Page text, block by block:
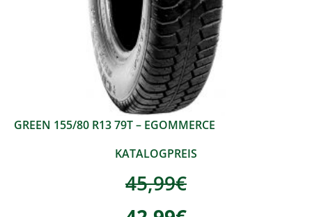
GREEN 155/80 R13 79T – EGOMMERCE
KATALOGPREIS
45,99€